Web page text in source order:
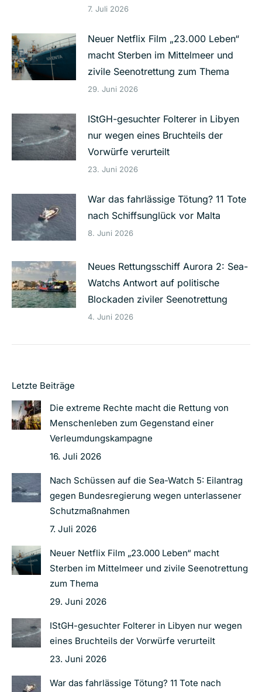
7. Juli 2026
Neuer Netflix Film „23.000 Leben“
macht Sterben im Mittelmeer und
zivile Seenotrettung zum Thema
29. Juni 2026
IStGH-gesuchter Folterer in Libyen
nur wegen eines Bruchteils der
Vorwürfe verurteilt
23. Juni 2026
War das fahrlässige Tötung? 11 Tote
nach Schiffsunglück vor Malta
8. Juni 2026
Neues Rettungsschiff Aurora 2: Sea-
Watchs Antwort auf politische
Blockaden ziviler Seenotrettung
4. Juni 2026
Letzte Beiträge
Die extreme Rechte macht die Rettung von
Menschenleben zum Gegenstand einer
Verleumdungskampagne
16. Juli 2026
Nach Schüssen auf die Sea-Watch 5: Eilantrag
gegen Bundesregierung wegen unterlassener
Schutzmaßnahmen
7. Juli 2026
Neuer Netflix Film „23.000 Leben“ macht
Sterben im Mittelmeer und zivile Seenotrettung
zum Thema
29. Juni 2026
IStGH-gesuchter Folterer in Libyen nur wegen
eines Bruchteils der Vorwürfe verurteilt
23. Juni 2026
War das fahrlässige Tötung? 11 Tote nach